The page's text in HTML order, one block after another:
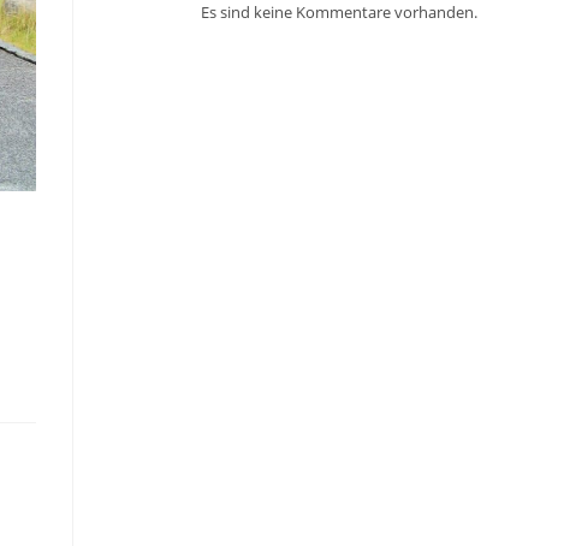
Es sind keine Kommentare vorhanden.